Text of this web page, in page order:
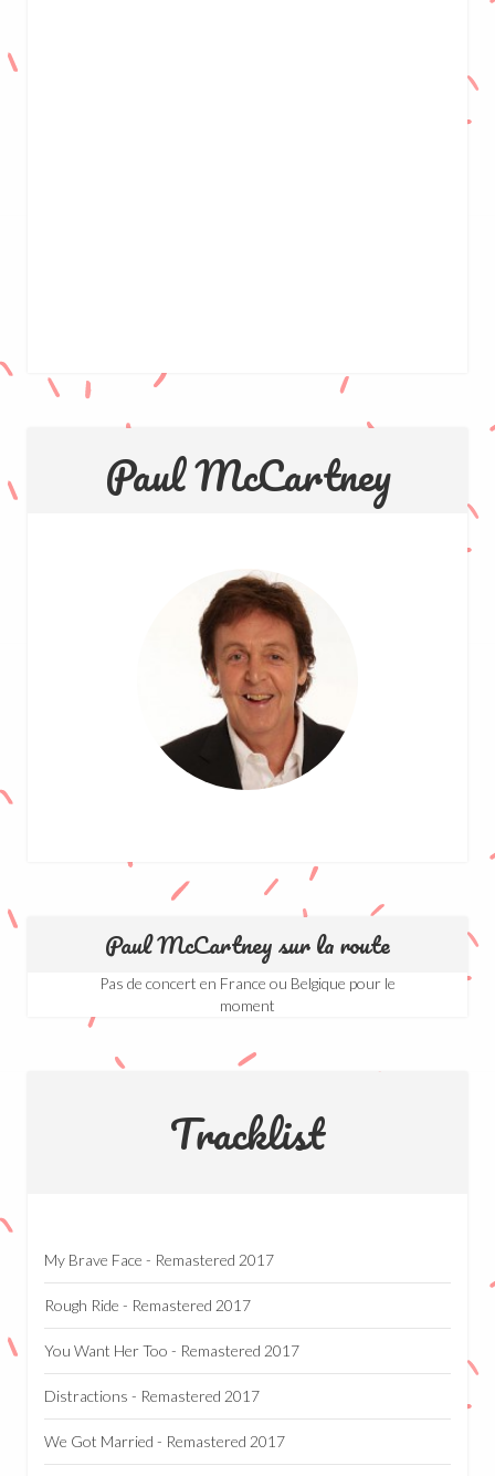
Paul McCartney
Paul McCartney sur la route
Pas de concert en France ou Belgique pour le
moment
Tracklist
My Brave Face - Remastered 2017
Rough Ride - Remastered 2017
You Want Her Too - Remastered 2017
Distractions - Remastered 2017
We Got Married - Remastered 2017